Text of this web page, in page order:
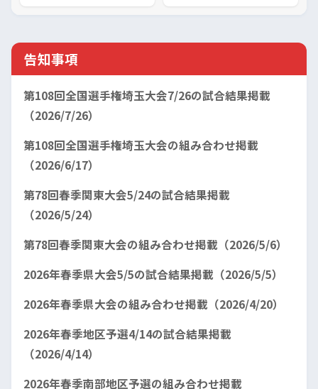
告知事項
第108回全国選手権埼玉大会7/26の試合結果掲載
（2026/7/26）
第108回全国選手権埼玉大会の組み合わせ掲載
（2026/6/17）
第78回春季関東大会5/24の試合結果掲載
（2026/5/24）
第78回春季関東大会の組み合わせ掲載（2026/5/6）
2026年春季県大会5/5の試合結果掲載（2026/5/5）
2026年春季県大会の組み合わせ掲載（2026/4/20）
2026年春季地区予選4/14の試合結果掲載
（2026/4/14）
2026年春季南部地区予選の組み合わせ掲載